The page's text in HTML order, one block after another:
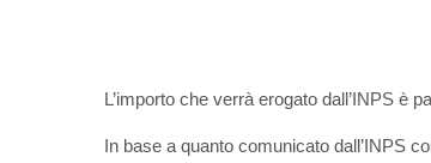
L’importo che verrà erogato dall’INPS è
In base a quanto comunicato dall’INPS